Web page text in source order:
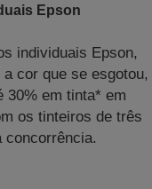
Epson
individuais Epson,
cor que se esgotou,
30% em tinta* em
os tinteiros de três
concorrência.